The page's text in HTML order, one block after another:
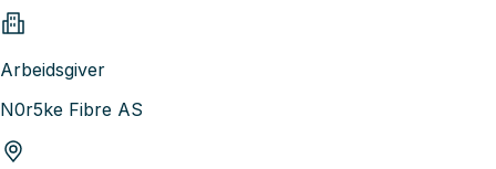
Arbeidsgiver
N0r5ke Fibre AS